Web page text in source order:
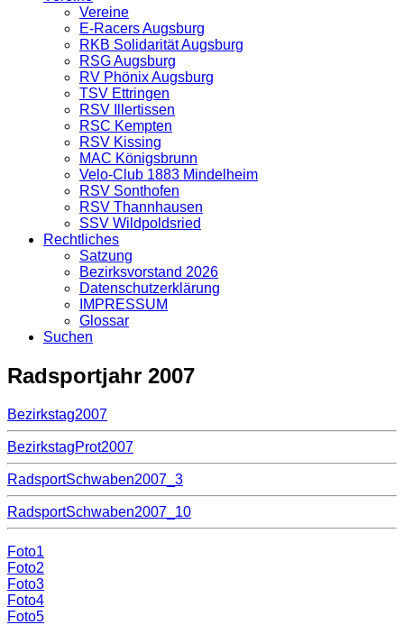
Vereine
E-Racers Augsburg
RKB Solidarität Augsburg
RSG Augsburg
RV Phönix Augsburg
TSV Ettringen
RSV Illertissen
RSC Kempten
RSV Kissing
MAC Königsbrunn
Velo-Club 1883 Mindelheim
RSV Sonthofen
RSV Thannhausen
SSV Wildpoldsried
Rechtliches
Satzung
Bezirksvorstand 2026
Datenschutzerklärung
IMPRESSUM
Glossar
Suchen
Radsportjahr 2007
Bezirkstag2007
BezirkstagProt2007
RadsportSchwaben2007_3
RadsportSchwaben2007_10
Foto1
Foto2
Foto3
Foto4
Foto5